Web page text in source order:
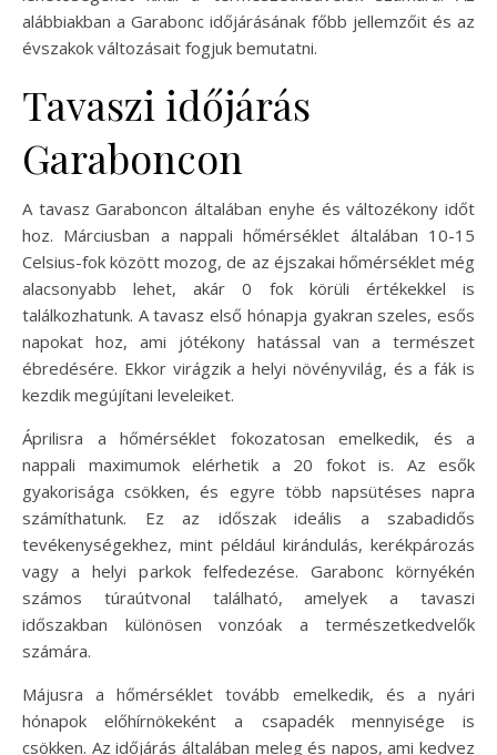
alábbiakban a Garabonc időjárásának főbb jellemzőit és az
évszakok változásait fogjuk bemutatni.
Tavaszi időjárás
Garaboncon
A tavasz Garaboncon általában enyhe és változékony időt
hoz. Márciusban a nappali hőmérséklet általában 10-15
Celsius-fok között mozog, de az éjszakai hőmérséklet még
alacsonyabb lehet, akár 0 fok körüli értékekkel is
találkozhatunk. A tavasz első hónapja gyakran szeles, esős
napokat hoz, ami jótékony hatással van a természet
ébredésére. Ekkor virágzik a helyi növényvilág, és a fák is
kezdik megújítani leveleiket.
Áprilisra a hőmérséklet fokozatosan emelkedik, és a
nappali maximumok elérhetik a 20 fokot is. Az esők
gyakorisága csökken, és egyre több napsütéses napra
számíthatunk. Ez az időszak ideális a szabadidős
tevékenységekhez, mint például kirándulás, kerékpározás
vagy a helyi parkok felfedezése. Garabonc környékén
számos túraútvonal található, amelyek a tavaszi
időszakban különösen vonzóak a természetkedvelők
számára.
Májusra a hőmérséklet tovább emelkedik, és a nyári
hónapok előhírnökeként a csapadék mennyisége is
csökken. Az időjárás általában meleg és napos, ami kedvez